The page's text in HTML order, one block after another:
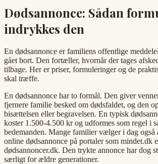
Dødsannonce: Sådan
indrykkes den
En dødsannonce er familiens offentlige
gået bort. Den fortæller, hvornår der tages
tilbage. Her er priser, formuleringer og de
skal træffe.
En dødsannonce har to formål. Den giver
fjernere familie besked om dødsfaldet, og den
bisættelsen eller begravelsen. En typisk
koster 1.500-4.500 kr og udformes som regel i
bedemanden. Mange familier vælger i dag også
online dødsannonce på portaler som mindet.dk
dødsannoncer.dk. Den trykte annonce har dog
særligt for ældre generationer.